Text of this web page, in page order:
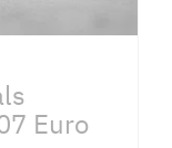
Euro